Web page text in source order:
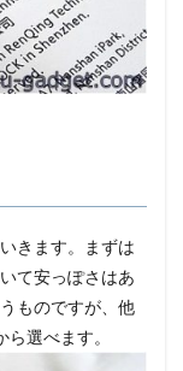
きます。まずは
て安っぽさはあ
ものですが、他
選べます。